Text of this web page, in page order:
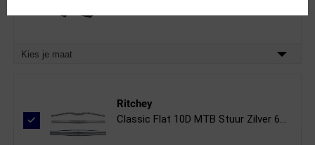
Kies je maat
Ritchey
Classic Flat 10D MTB Stuur Zilver 6...